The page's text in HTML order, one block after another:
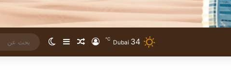
Dubai 34
℃ تسجيل الدخول
مقال عشوائي
إضافة عمود جانبي
الوضع المظلم